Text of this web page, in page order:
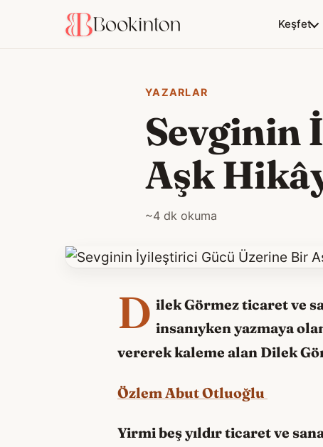
Keşfet
YAZARLAR
Sevginin
Aşk
~4 dk okuma
D ilek Görmez ticaret ve
insanıyken yazmaya
vererek kaleme alan Dilek
Özlem Abut Otluoğlu
Yirmi beş yıldır ticaret ve